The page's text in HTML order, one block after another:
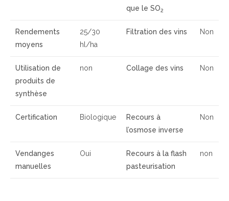
que le SO2
Rendements
moyens
25/30
hl/ha
Filtration des vins Non
Utilisation de
produits de
synthèse
non Collage des vins Non
Certification Biologique
Recours à
l’osmose inverse
Non
Vendanges
manuelles
Oui
Recours à la flash
pasteurisation
non